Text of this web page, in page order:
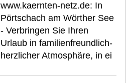
www.kaernten-netz.de: In
Pörtschach am Wörther See
- Verbringen Sie Ihren
Urlaub in familienfreundlich-
herzlicher Atmosphäre, in ei